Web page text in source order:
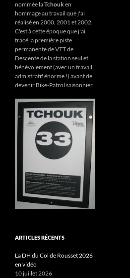
nommée laTchouken
hommage au travail que j'ai
réalisé en 2000, 2001 et 2002.
C'est à cette époque que j'ai
tracé la première piste
permanente de VTT de
Descente de la station seul et
bénévolement (avec un travail
admistratif énorme !) avant de
devenir Bike-Patrol saisonnier.
ARTICLES RÉCENTS
La DH du Col de Rousset 2026
en vidéo
10 juillet 2026